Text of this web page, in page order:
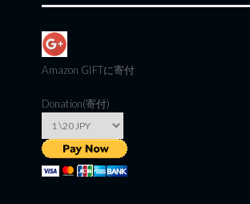
Amazon GIFTに寄付
Donation(寄付)